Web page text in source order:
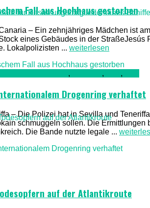
Fall aus Hochhaus gestorben
– Ein zehnjähriges Mädchen ist
eines Gebäudes in der
Lokalpolizisten ... weiterlesen
, , ,
Drogenring verhaftet
– Die Polizei hat in Sevilla und
schmuggeln sollen. Die
Die Bande nutzte legale ...
auf der Atlantikroute